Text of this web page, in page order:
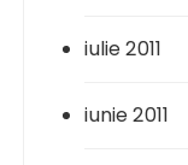
iulie 2011
iunie 2011